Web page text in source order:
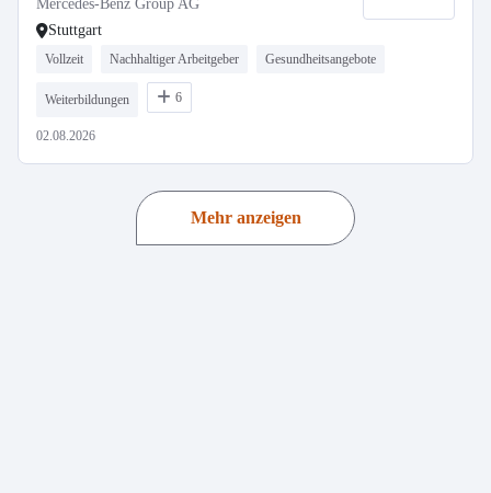
Mercedes-Benz Group AG
Stuttgart
Vollzeit Nachhaltiger Arbeitgeber Gesundheitsangebote
Weiterbildungen 6
02.08.2026
Mehr anzeigen